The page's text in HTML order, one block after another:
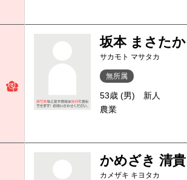
坂本 まさたか
サカモト マサタカ
無所属
53歳 (男)
新人
農業
かめざき 清貴
カメザキ キヨタカ